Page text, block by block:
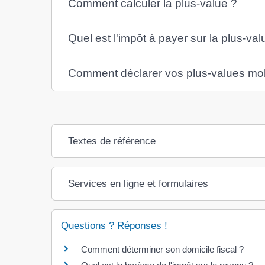
Comment calculer la plus-value ?
Quel est l'impôt à payer sur la plus-
Comment déclarer vos plus-values
Textes de référence
Services en ligne et formulaires
Questions ? Réponses !
Comment déterminer son domicile fiscal ?